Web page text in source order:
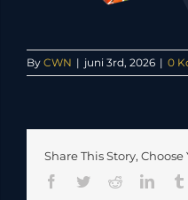
By CWN | juni 3rd, 2026 | 0
Share This Story,
Facebook
TwitterReddit